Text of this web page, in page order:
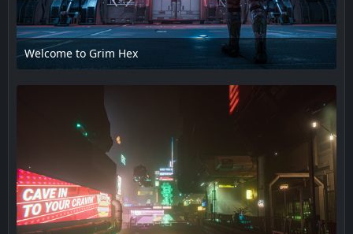
Welcome to Grim Hex
17. Februar 2025 um 14:08